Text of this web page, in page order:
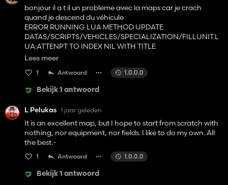
bonjour il a t il un probleme avec la maps car je crach
quand je descend du véhicule
ERROR RUNNING LUA METHOD UPDATE
DATAS/SCRIPTS/VEHICLES/SPECIALIZATION/FILLUNIT.L
UA:ATTENPT TO INDEX NIL WITH TITLE
quelqu un saurais m aider
Lees meer
1 Antwoord 1.0.0.0
Bekijk 1 antwoord
L Pelukas 1 jaar geleden
It is an excellent map, but I hope to start from scratch with
nothing, nor equipment, nor fields. I like to do my own. All
the best.-
1 Antwoord 1.0.0.0
Bekijk 1 antwoord